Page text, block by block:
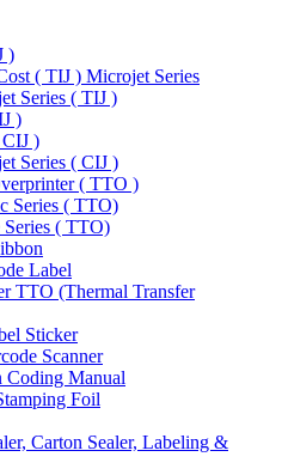
)
( TIJ ) Microjet Series
Series ( TIJ )
)
)
Series ( CIJ )
( TTO )
Series ( TTO)
( TTO)
Label
TTO (Thermal Transfer
Sticker
Scanner
Coding Manual
Foil
Carton Sealer, Labeling &